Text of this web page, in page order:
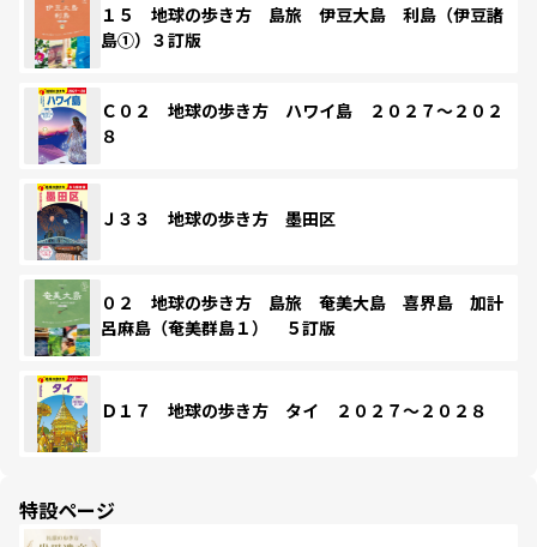
１５ 地球の歩き方 島旅 伊豆大島 利島（伊豆諸
島①）３訂版
Ｃ０２ 地球の歩き方 ハワイ島 ２０２７～２０２
８
Ｊ３３ 地球の歩き方 墨田区
０２ 地球の歩き方 島旅 奄美大島 喜界島 加計
呂麻島（奄美群島１） ５訂版
Ｄ１７ 地球の歩き方 タイ ２０２７～２０２８
特設ページ